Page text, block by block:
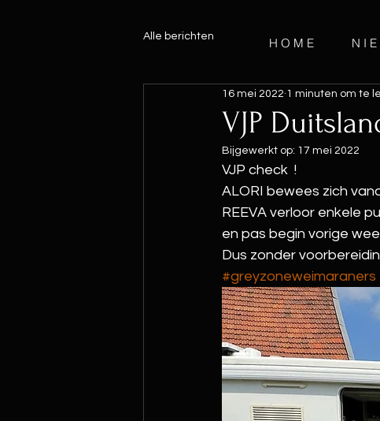
Alle berichten
VJP
16 mei 2022 1 minuten om te
Bijgewerkt op: 17 mei 2022
VJP check  !
ALORI bewees zich
REEVA verloor enkele
en pas begin vorige
Dus zonder
#greyzoneweimaraners
H O M E N I E